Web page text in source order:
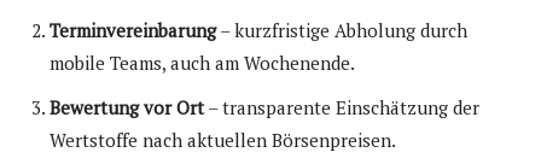
Terminvereinbarung– kurzfristige Abholung durch
mobile Teams, auch am Wochenende.
Bewertung vor Ort– transparente Einschätzung der
Wertstoffe nach aktuellen Börsenpreisen.